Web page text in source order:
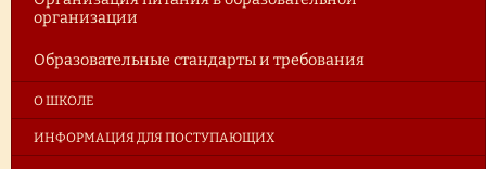
организации
Образовательные стандарты и требования
О ШКОЛЕ
ИНФОРМАЦИЯ ДЛЯ ПОСТУПАЮЩИХ